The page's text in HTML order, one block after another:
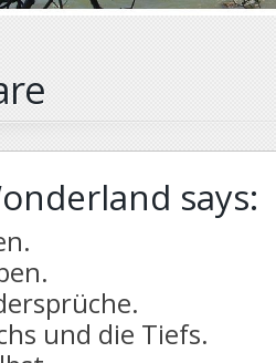
says:
und die Tiefs.